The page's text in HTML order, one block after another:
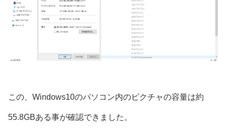
この、Windows10のパソコン内のピクチャの容量は約
55.8GBある事が確認できました。